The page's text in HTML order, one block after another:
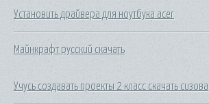
Установить драйвера для ноутбука acer
Майнкрафт русский скачать
Учусь создавать проекты 2 класс скачать сизова